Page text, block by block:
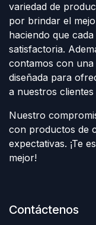
variedad de
por brindar el
haciendo que
satisfactoria.
contamos con
diseñada para
a nuestros
Nuestro
con productos de
expectativas. ¡Te
mejor!
Contáctenos